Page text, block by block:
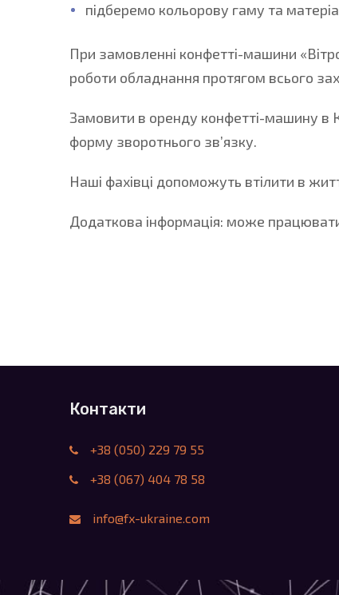
підберемо кольорову гаму та
При замовленні конфетті-машини
роботи обладнання протягом всього
Замовити в оренду конфетті-машину в
форму зворотнього зв’язку.
Наші фахівці допоможуть втілити в
Додаткова інформація: може
Контакти
+38 (050) 229 79 55
+38 (067) 404 78 58
info@fx-ukraine.com